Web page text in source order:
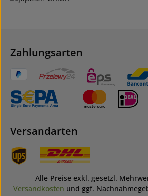
Zahlungsarten
Versandarten
Alle Preise exkl. gesetzl.
Versandkosten und ggf.